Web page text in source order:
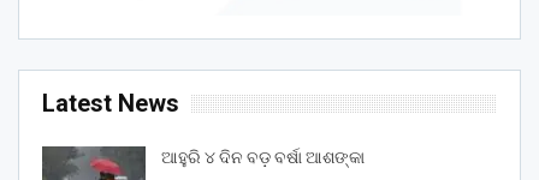
Latest News
ଆହୁରି ୪ ଦିନ ବଡ଼ ବର୍ଷା ଆଶଙ୍କା